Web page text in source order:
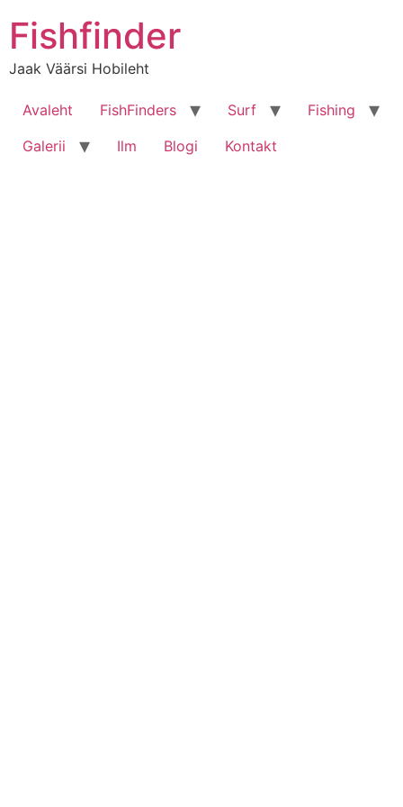
sisu
juurde
Fishfinder
Jaak Väärsi Hobileht
Avaleht FishFinders Surf
Fishing
Galerii
Ilm Blogi Kontakt